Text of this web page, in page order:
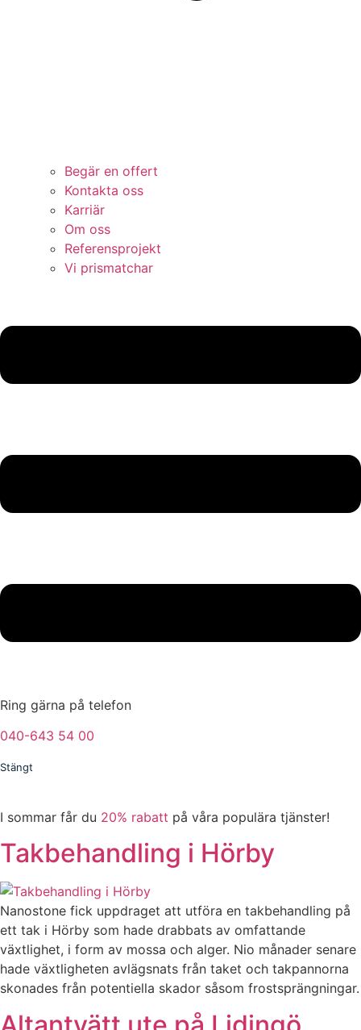
Begär en offert
Kontakta oss
Karriär
Om oss
Referensprojekt
Vi prismatchar
Ring gärna på telefon
040-643 54 00
Stängt
I sommar får du 20% rabatt på våra populära tjänster!
Takbehandling i Hörby
Nanostone fick uppdraget att utföra en takbehandling på
ett tak i Hörby som hade drabbats av omfattande
växtlighet, i form av mossa och alger. Nio månader senare
hade växtligheten avlägsnats från taket och takpannorna
skonades från potentiella skador såsom frostsprängningar.